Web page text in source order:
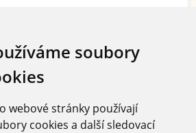
soubory
webové stránky používají
cookies a další sledovací